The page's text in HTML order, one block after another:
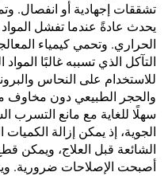
تشققات إجهادية أو انفصال.
يحدث عادةً عندما تفشل المواد
الحراري. وتحمي كيمياء
التآكل الذي تسببه غالبًا
للاستخدام على النحاس
والحجر الطبيعي دون مخاوف
الجوية، إذ يمكن إزالة
الشائعة قبل العلاج، ويمكن
أصبحت الإصلاحات ضرورية.